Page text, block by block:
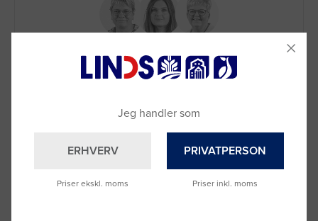
Brug for hjælp?
Ring til os på9992 0233
Du kan også kontakte din lokale sælger
Jeg handler som
ERHVERV
Priser ekskl. moms
PRIVATPERSON
Priser inkl. moms